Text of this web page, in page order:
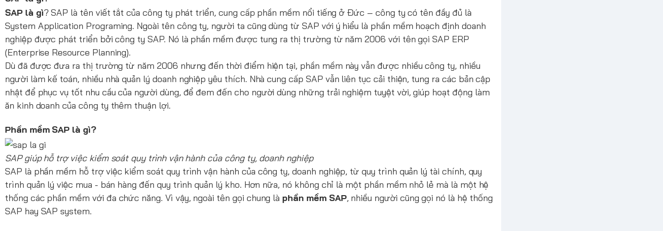
SAP là gì? SAP là tên viết tắt của công ty phát triển, cung cấp phần mềm nổi tiếng ở Đức – công ty có tên đầy đủ là
System Application Programing. Ngoài tên công ty, người ta cũng dùng từ SAP với ý hiểu là phần mềm hoạch định doanh
nghiệp được phát triển bởi công ty SAP. Nó là phần mềm được tung ra thị trường từ năm 2006 với tên gọi SAP ERP
(Enterprise Resource Planning).
Dù đã được đưa ra thị trường từ năm 2006 nhưng đến thời điểm hiện tại, phần mềm này vẫn được nhiều công ty, nhiều
người làm kế toán, nhiều nhà quản lý doanh nghiệp yêu thích. Nhà cung cấp SAP vẫn liên tục cải thiện, tung ra các bản cập
nhật để phục vụ tốt nhu cầu của người dùng, để đem đến cho người dùng những trải nghiệm tuyệt vời, giúp hoạt động làm
ăn kinh doanh của công ty thêm thuận lợi.
Phần mềm SAP là gì?
SAP giúp hỗ trợ việc kiểm soát quy trình vận hành của công ty, doanh nghiệp
SAP là phần mềm hỗ trợ việc kiểm soát quy trình vận hành của công ty, doanh nghiệp, từ quy trình quản lý tài chính, quy
trình quản lý việc mua - bán hàng đến quy trình quản lý kho. Hơn nữa, nó không chỉ là một phần mềm nhỏ lẻ mà là một hệ
thống các phần mềm với đa chức năng. Vì vậy, ngoài tên gọi chung là phần mềm SAP, nhiều người cũng gọi nó là hệ thống
SAP hay SAP system.